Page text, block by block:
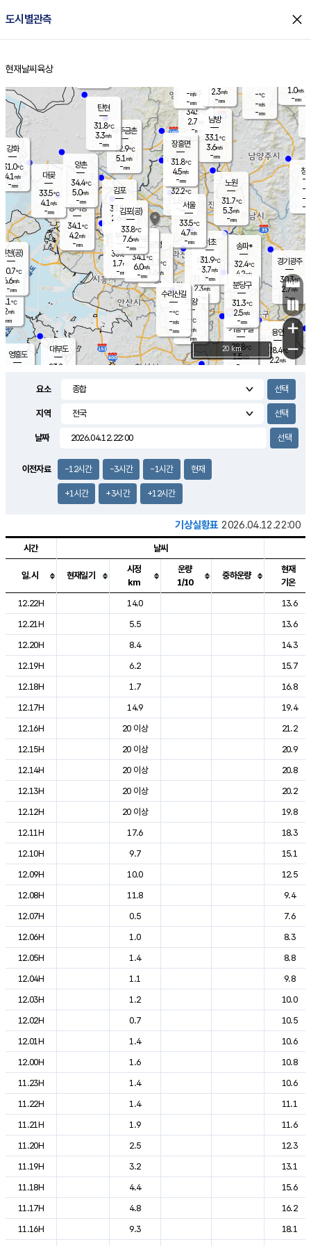
도시별관측 close
홈
현재날씨 육상
의도
℃
m/s
mm
영흥도
양주
34.5℃
2.7
-mm
과천
31.3℃
2.3m/s
- mm
용인
28.4℃
2.2m/s
경기광주
30.3℃
2.7m/s
-mm
1.3m/s
대부도
23.2
12.0
경서동
34.1℃
4.2m/s
-mm
파주금촌
32.9℃
5.1 m/s
-mm
-℃
-m/s
-mm
대곶
33.5℃
4.1 m/s
-mm
창
-
-m/
-
탄현
31.8℃
3.3m/s
-mm
1.0m/s
-mm
의왕
- ℃
-m/s
-mm
김포
33.5℃
2.6 m/s
mm
광명
33.3 ℃
3.6 m/s
-mm
부천
33.6℃
1.7m/s
-mm
양촌
34.4℃
5.0m/s
-mm
구로
34.1℃
6.0m/s
-mm
은평
32.2℃
1.8 m/s
- mm
노원
31.7℃
5.3m/s
-mm
송파*
32.4℃
4.2m/s
-mm
서초
31.9℃
3.7m/s
-mm
남방
33.1℃
3.6m/s
-mm
기흥구갈
28.8℃
1.5m/s
-
수리산길
-℃
-m/s
-mm
분당구
31.3℃
2.5m/s
-mm
장흥면
31.8℃
4.5m/s
-mm
-m/s
-mm
강화
31.0℃
4.1 m/s
-mm
인천(공)
30.7℃
6.6m/s
-mm
김포(공)
33.8℃
7.6m/s
-mm
서울
33.5℃
4.7m/s
-mm
2.3m/s
-mm
+
−
20 km
요소
지역
날짜
이전자료 -12시간 -3시간 -1시간 현재
+1시간 +3시간 +12시간
기상실황표 2026.04.12.22:00
도시별 기상실황표로 지점, 날씨, 기온, 강수, 바람, 기압등을 안내한 표입
시간 날씨
일.시 현재일기
시정
km
운량
1/10
중하운량
현재
기온
12.22H
14.0
13.6
12.21H
5.5
13.6
12.20H
8.4
14.3
12.19H
6.2
15.7
12.18H
1.7
16.8
12.17H
14.9
19.4
12.16H
20 이상
21.2
12.15H
20 이상
20.9
12.14H
20 이상
20.8
12.13H
20 이상
20.2
12.12H
20 이상
19.8
12.11H
17.6
18.3
12.10H
9.7
15.1
12.09H
10.0
12.5
12.08H
11.8
9.4
12.07H
0.5
7.6
12.06H
1.0
8.3
12.05H
1.4
8.8
12.04H
1.1
9.8
12.03H
1.2
10.0
12.02H
0.7
10.5
12.01H
1.4
10.6
12.00H
1.6
10.8
11.23H
1.4
10.6
11.22H
1.4
11.1
11.21H
1.9
11.6
11.20H
2.5
12.3
11.19H
3.2
13.1
11.18H
4.4
15.6
11.17H
4.8
16.2
11.16H
9.3
18.1